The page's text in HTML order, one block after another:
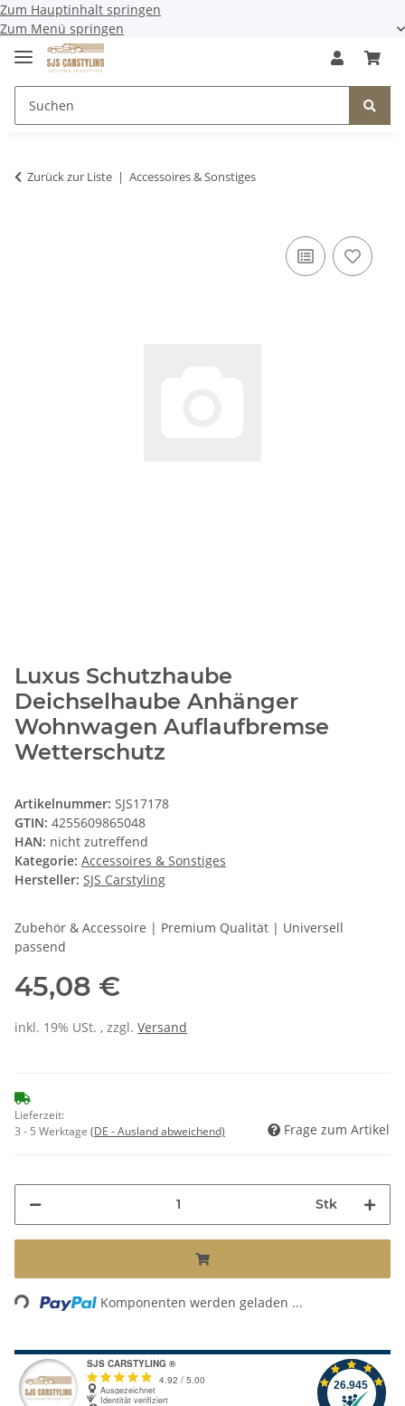
Zum Hauptinhalt springen
Zum Menü springen
Zurück zur Liste Accessoires & Sonstiges
Luxus Schutzhaube
Deichselhaube Anhänger
Wohnwagen Auflaufbremse
Wetterschutz
Artikelnummer: SJS17178
GTIN: 4255609865048
HAN: nicht zutreffend
Kategorie: Accessoires & Sonstiges
Hersteller: SJS Carstyling
Zubehör & Accessoire | Premium Qualität | Universell
passend
45,08 €
inkl. 19% USt. , zzgl. Versand
Lieferzeit:
3 - 5 Werktage (DE - Ausland abweichend) Frage zum Artikel
Stk
Loading... Komponenten werden geladen ...